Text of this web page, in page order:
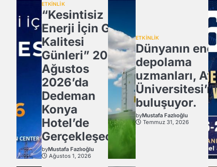
ETKİNLİK
“Kesintisiz
Enerji İçin Güç
Kalitesi
Günleri” 20
Ağustos
2026’da
Dedeman
Konya
Hotel’de
Gerçekleşecek
byMustafa Fazlıoğlu
Ağustos 1, 2026
ETKİNLİK
Dünyanın
depolama
uzmanları,
buluşuyor.
byMustafa Fazlıoğlu
Temmuz 31, 2026